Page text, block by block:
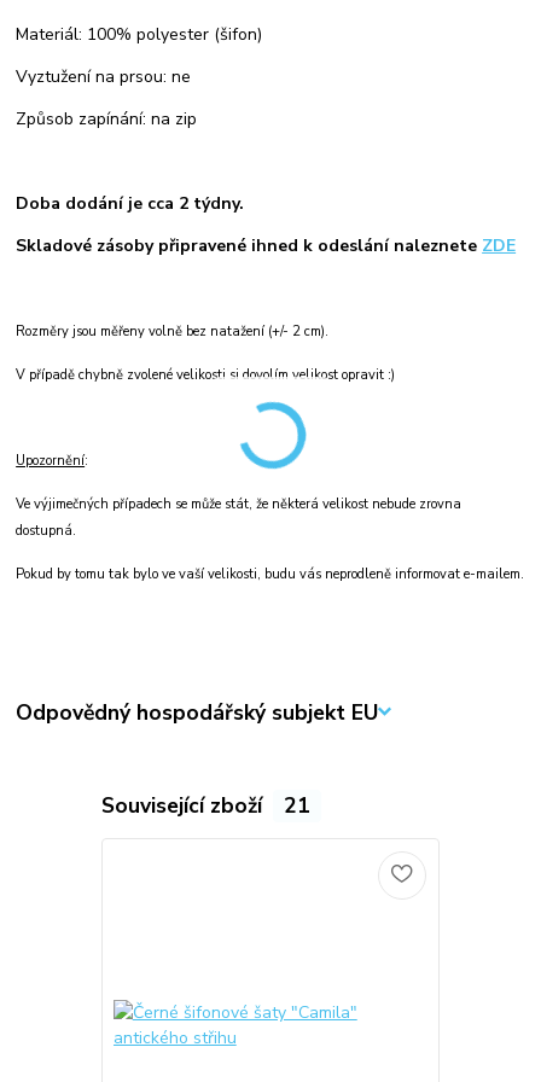
Materiál: 100% polyester (šifon)
Vyztužení na prsou: ne
Způsob zapínání: na zip
Doba dodání je cca 2 týdny.
Skladové zásoby připravené ihned k odeslání naleznete ZDE
Rozměry jsou měřeny volně bez natažení (+/- 2 cm).
V případě chybně zvolené velikosti si dovolím velikost opravit :)
Upozornění:
Ve výjimečných případech se může stát, že některá velikost nebude zrovna
dostupná.
Pokud by tomu tak bylo ve vaší velikosti, budu vás neprodleně informovat e-mailem.
Odpovědný hospodářský subjekt EU
Související zboží 21